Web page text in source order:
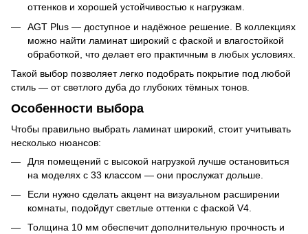
оттенков и хорошей устойчивостью к нагрузкам.
AGT Plus — доступное и надёжное решение. В коллекциях
можно найти ламинат широкий с фаской и влагостойкой
обработкой, что делает его практичным в любых условиях.
Такой выбор позволяет легко подобрать покрытие под любой
стиль — от светлого дуба до глубоких тёмных тонов.
Особенности выбора
Чтобы правильно выбрать ламинат широкий, стоит учитывать
несколько нюансов:
Для помещений с высокой нагрузкой лучше остановиться
на моделях с 33 классом — они прослужат дольше.
Если нужно сделать акцент на визуальном расширении
комнаты, подойдут светлые оттенки с фаской V4.
Толщина 10 мм обеспечит дополнительную прочность и